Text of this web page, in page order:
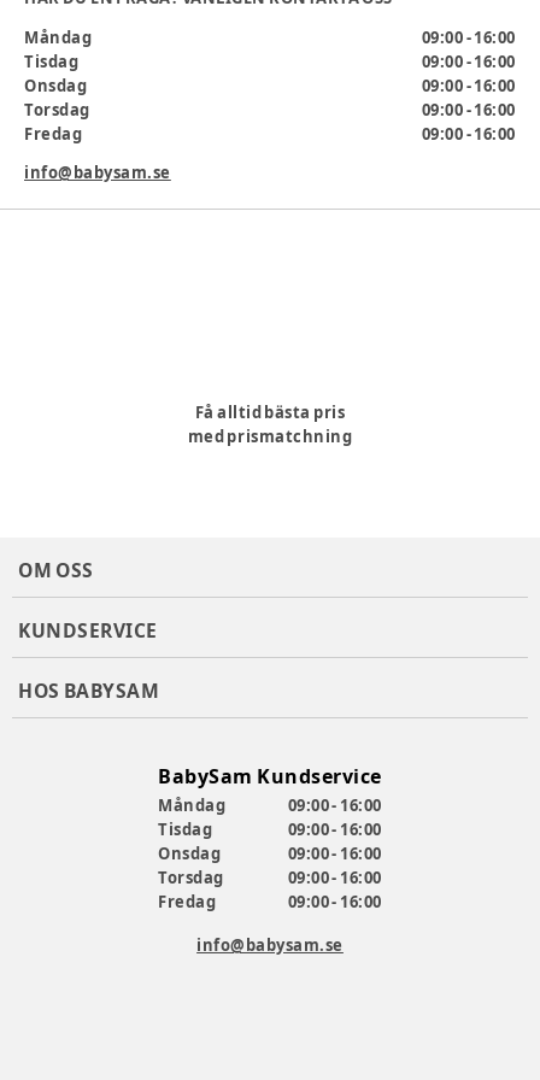
ger lite ljud när de rör sig.
Mått: 30x18x18 cm.
Ålder:6-12 mån, 12-18 mån
Måndag
09:00 - 16:00
Tisdag
09:00 - 16:00
Onsdag
09:00 - 16:00
Torsdag
09:00 - 16:00
Fredag
09:00 - 16:00
info@babysam.se
Få alltid bästa pris
med prismatchning
OM OSS
KUNDSERVICE
HOS BABYSAM
BabySam Kundservice
Måndag
09:00 - 16:00
Tisdag
09:00 - 16:00
Onsdag
09:00 - 16:00
Torsdag
09:00 - 16:00
Fredag
09:00 - 16:00
info@babysam.se